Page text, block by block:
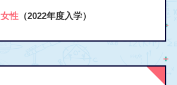
女性（2022年度入学）